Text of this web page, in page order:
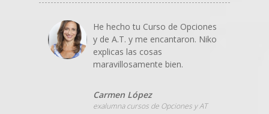
He hecho tu Curso de Opciones
y de A.T. y me encantaron. Niko
explicas las cosas
maravillosamente bien.
Carmen López
exalumna cursos de Opciones y AT